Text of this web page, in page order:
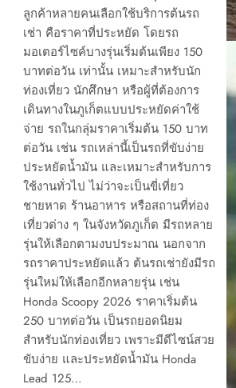
ลูกค้าหลายคนเลือกใช้บริการต้นรถ
เช่า คือราคาที่ประหยัด โดยรถ
มอเตอร์ไซค์บางรุ่นเริ่มต้นเพียง 150
บาทต่อวัน เท่านั้น เหมาะสำหรับนัก
ท่องเที่ยว นักศึกษา หรือผู้ที่ต้องการ
เดินทางในภูเก็ตแบบประหยัดค่าใช้
จ่าย รถในกลุ่มราคาเริ่มต้น 150 บาท
ต่อวัน เช่น รถเหล่านี้เป็นรถที่ขับง่าย
ประหยัดน้ำมัน และเหมาะสำหรับการ
ใช้งานทั่วไป ไม่ว่าจะเป็นขี่เที่ยว
ชายหาด ร้านอาหาร หรือสถานที่ท่อง
เที่ยวต่าง ๆ ในจังหวัดภูเก็ต มีรถหลาย
รุ่นให้เลือกตามงบประมาณ นอกจาก
รถราคาประหยัดแล้ว ต้นรถเช่ายังมีรถ
รุ่นใหม่ให้เลือกอีกหลายรุ่น เช่น
Honda Scoopy 2026 ราคาเริ่มต้น
250 บาทต่อวัน เป็นรถยอดนิยม
สำหรับนักท่องเที่ยว เพราะมีดีไซน์สวย
ขับง่าย และประหยัดน้ำมัน Honda
Lead 125…